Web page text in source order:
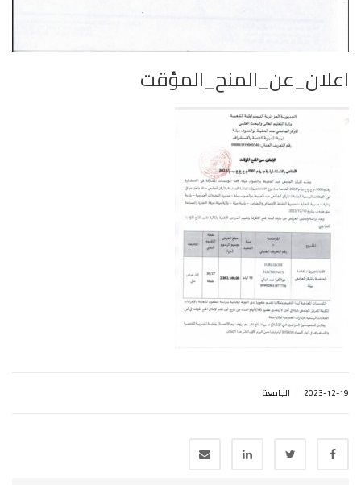
اعلان_عن_المنح_المؤقت
2023-12-19 الجامعة